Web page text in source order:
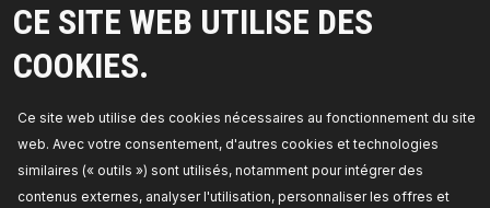
CE SITE WEB UTILISE DES
COOKIES.
Ce site web utilise des cookies nécessaires au fonctionnement du site
web. Avec votre consentement, d'autres cookies et technologies
similaires (« outils ») sont utilisés, notamment pour intégrer des
contenus externes, analyser l'utilisation, personnaliser les offres et
VÉHICULES CONCERNÉS
MEILLEURES VENTES DANS VOTRE PAYS